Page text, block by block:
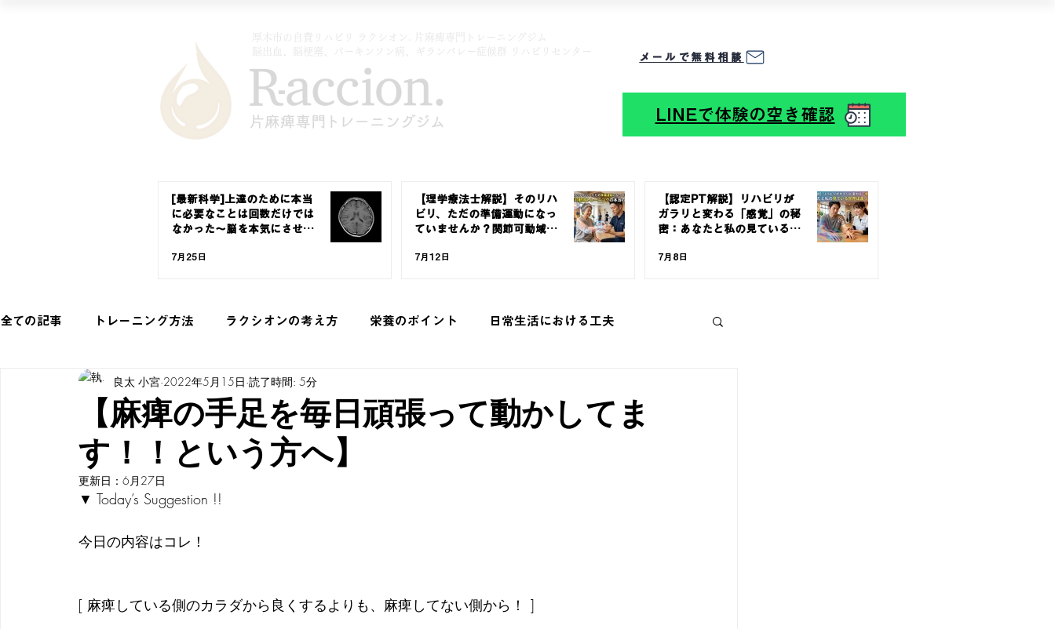
LINEで体験の空き確認
メールで無料相談
厚木市の自費リハビリ ラクシオン. 片麻痺専門トレーニングジム
​脳出血、脳梗塞、パーキンソン病、ギランバレー症候群 リハビリセンター
[最新科学]上達のために本当
に必要なことは回数だけでは
なかった〜脳を本気にさせる
7月25日
【理学療法士解説】そのリハ
ビリ、ただの準備運動になっ
ていませんか？関節可動域ト
7月12日
【認定PT解説】リハビリが
ガラリと変わる「感覚」の秘
密：あなたと私の見ている世
7月8日
全ての記事 トレーニング方法 ラクシオンの考え方 栄養のポイント 日常生活における工夫
脳のオハナシ 装具のオハナシ 自費リハビリ
麻痺の機能回復
【麻痺の手足を毎日頑張って動かしてま
す！！という方へ】
良太 小宮 2022年5月15日 読了時間: 5分
更新日： 6月27日
▼ Today’s Suggestion !!
今日の内容はコレ！
[ 麻痺している側のカラダから良くするよりも、麻痺してない側から！ ]